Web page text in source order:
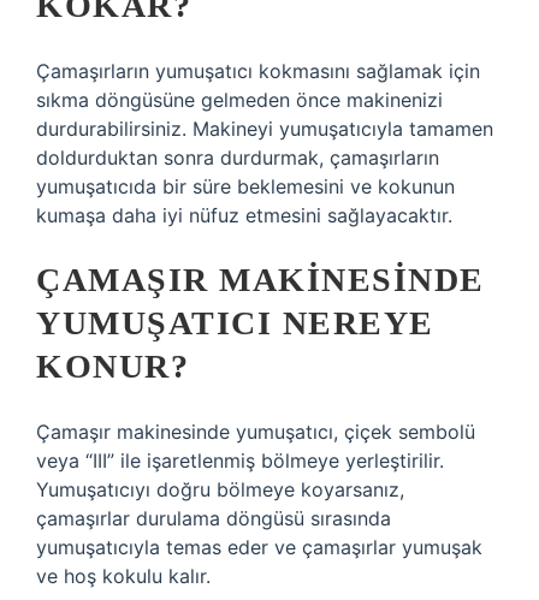
Çamaşırların yumuşatıcı kokmasını sağlamak için
sıkma döngüsüne gelmeden önce makinenizi
durdurabilirsiniz. Makineyi yumuşatıcıyla tamamen
doldurduktan sonra durdurmak, çamaşırların
yumuşatıcıda bir süre beklemesini ve kokunun
kumaşa daha iyi nüfuz etmesini sağlayacaktır.
ÇAMAŞIR MAKINESINDE
YUMUŞATICI NEREYE
KONUR?
Çamaşır makinesinde yumuşatıcı, çiçek sembolü
veya “III” ile işaretlenmiş bölmeye yerleştirilir.
Yumuşatıcıyı doğru bölmeye koyarsanız,
çamaşırlar durulama döngüsü sırasında
yumuşatıcıyla temas eder ve çamaşırlar yumuşak
ve hoş kokulu kalır.